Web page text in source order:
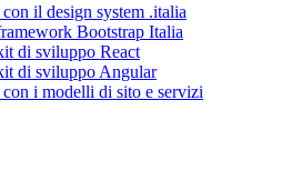
il design system .italia
Bootstrap Italia
di sviluppo React
di sviluppo Angular
i modelli di sito e servizi